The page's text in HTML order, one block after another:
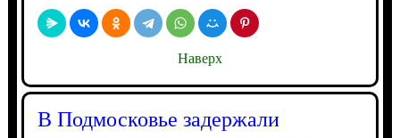
Наверх
В Подмосковье задержали